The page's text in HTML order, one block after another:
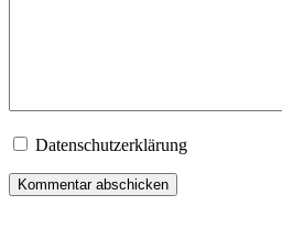
Datenschutzerklärung